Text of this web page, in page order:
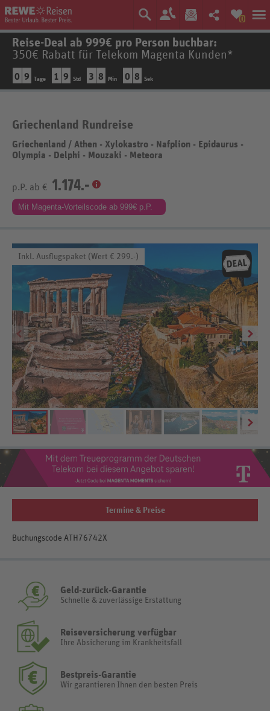
0
Reise-Deal ab 999€ pro Person buchbar:
350€ Rabatt für Telekom Magenta Kunden*
0 9 Tage 1 9 Std 3 8 Min 0 8 Sek
Griechenland Rundreise
Griechenland / Athen - Xylokastro - Nafplion - Epidaurus -
Olympia - Delphi - Mouzaki - Meteora
p.P. ab € 1.174.-
Mit Magenta-Vorteilscode ab 999€ p.P.
Inkl. Ausflugspaket (Wert € 299.-)
Termine & Preise
Buchungscode ATH76742X
Geld-zurück-Garantie
Schnelle & zuverlässige Erstattung
Reiseversicherung verfügbar
Ihre Absicherung im Krankheitsfall
Bestpreis-Garantie
Wir garantieren Ihnen den besten Preis